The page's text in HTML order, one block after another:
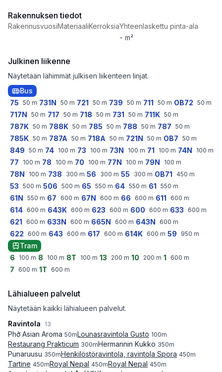
Rakennuksen tiedot
RakennusvuosiMateriaaliKerroksiaYhteenlaskettu pinta-ala
- m²
Julkinen liikenne
Näytetään lähimmät julkisen liikenteen linjat.
Bus
75 50 m 731N 50 m 721 50 m 739 50 m 711 50 m OB72 50 m
717N 50 m 717 50 m 718 50 m 731 50 m 711K 50 m
787K 50 m 788K 50 m 785 50 m 788 50 m 787 50 m
785K 50 m 787A 50 m 718A 50 m 721N 50 m OB7 50 m
849 50 m 74 100 m 73 100 m 73N 100 m 71 100 m 74N 100 m
77 100 m 78 100 m 70 100 m 77N 100 m 79N 100 m
78N 100 m 738 300 m 56 300 m 55 300 m OB71 450 m
53 500 m 506 500 m 65 550 m 64 550 m 61 550 m
61N 550 m 67 600 m 67N 600 m 66 600 m 611 600 m
614 600 m 643K 600 m 623 600 m 600 600 m 633 600 m
621 600 m 633N 600 m 665N 600 m 643N 600 m
622 600 m 643 600 m 617 600 m 614K 600 m 59 950 m
Tram
6
100 m 8 100 m 8T 100 m 13 200 m 10 200 m 1 600 m
7 600 m 1T 600 m
Lähialueen palvelut
Näytetään kaikki lähialueen palvelut.
Ravintola
13
Phở Asian Aroma 50mLounasravintola Gusto 100m
Restaurang Prakticum 300mHermannin Kukko 350m
Punaruusu 350mHenkilöstöravintola, ravintola Spora 450m
Tartine 450mRoyal Nepal 450mRoyal Nepal 450m